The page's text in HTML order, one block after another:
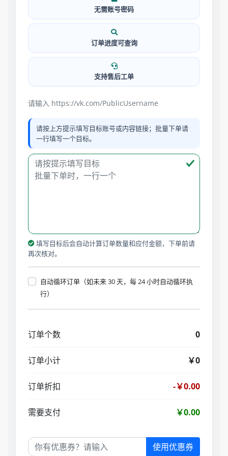
无需账号密码
订单进度可查询
支持售后工单
请输入 https://vk.com/PublicUsername
请按上方提示填写目标账号或内容链接；批量下单请
一行填写一个目标。
填写目标后会自动计算订单数量和应付金额，下单前请
再次核对。
自动循环订单（如未来 30 天，每 24 小时自动循环执
行）
订单个数 0
订单小计 ￥0
订单折扣 -￥0.00
需要支付 ￥0.00
使用优惠券